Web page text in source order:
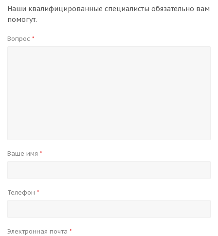
Наши квалифицированные специалисты обязательно вам
помогут.
Вопрос *
Ваше имя *
Телефон *
Электронная почта *